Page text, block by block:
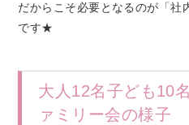
だからこそ必要となるのが「社
です★
大人12名子ども10
ァミリー会の様子